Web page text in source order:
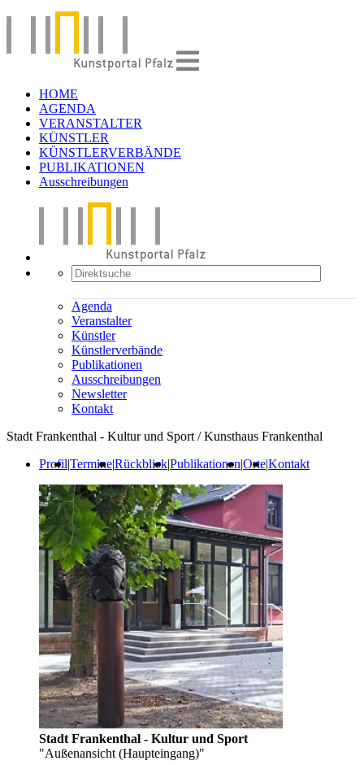
HOME
AGENDA
VERANSTALTER
KÜNSTLER
KÜNSTLERVERBÄNDE
PUBLIKATIONEN
Ausschreibungen
Agenda
Veranstalter
Künstler
Künstlerverbände
Publikationen
Ausschreibungen
Newsletter
Kontakt
Stadt Frankenthal - Kultur und Sport / Kunsthaus Frankenthal
Profil|Termine|Rückblick|Publikationen|Orte|Kontakt
Stadt Frankenthal - Kultur und Sport
"Außenansicht (Haupteingang)"